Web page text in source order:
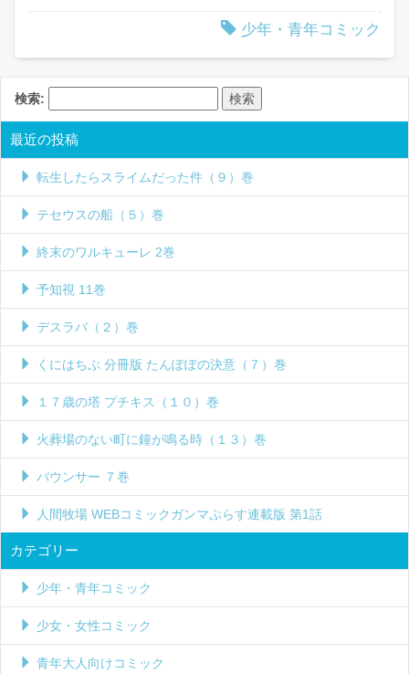
少年・青年コミック
検索:
最近の投稿
転生したらスライムだった件（９）巻
テセウスの船（５）巻
終末のワルキューレ 2巻
予知視 11巻
デスラバ（２）巻
くにはちぶ 分冊版 たんぽぽの決意（７）巻
１７歳の塔 プチキス（１０）巻
火葬場のない町に鐘が鳴る時（１３）巻
バウンサー ７巻
人間牧場 WEBコミックガンマぷらす連載版 第1話
カテゴリー
少年・青年コミック
少女・女性コミック
青年大人向けコミック